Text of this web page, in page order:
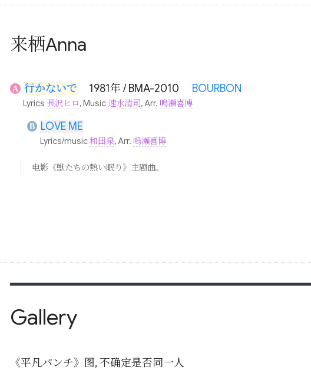
来栖Anna
A 行かないで 1981年 / BMA-2010 BOURBON
Lyrics 長沢ヒロ, Music 速水清司, Arr. 鳴瀬喜博
B LOVE ME
Lyrics/music和田泉, Arr. 鳴瀬喜博
电影《獣たちの熱い眠り》主题曲。
Gallery
《平凡パンチ》图, 不确定是否同一人